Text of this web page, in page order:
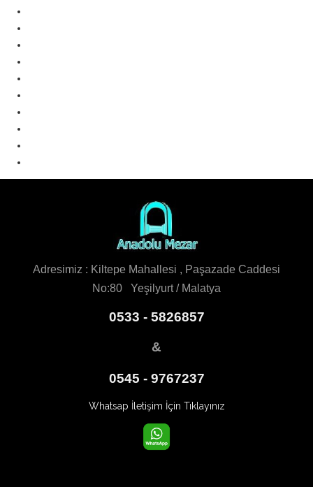
Adresimiz : Kiltepe Mahallesi , Paşazade Caddesi
No:80 Yeşilyurt / Malatya
0533 - 5826857
&
0545 - 9767237
Whatsap İletişim İçin Tıklayınız